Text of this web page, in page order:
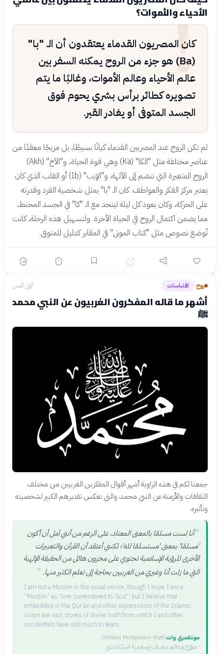
الأحياء والأموات؟
!
كان المصريون القدماء يعتقدون أن الـ "با"
(Ba) هو جزء من الروح يمكنه السفر بين
عالم الأحياء وعالم الأموات، وغالبًا ما يتم
تصويره كطائر برأس بشري يحوم فوق
الجسد المتوفى أو يغادر القبر.
لم تكن الروح عند المصريين القدماء كيانًا بسيطًا، بل مزيجًا معقدًا من
عناصر مختلفة مثل "الكا" (Ka) وهي قوة الحياة، و"الآخ" (Akh)
الروح المتغيرة التي تنضم إلى الآلهة، و"الإيب" (Ib) أو القلب الذي كان
يعتبر مركز الفكر والعواطف. كان الـ "با" يمثل شخصية الفرد وقدرته
على الحركة، وكان يعود كل ليلة ليتحد مع الـ "كا" في الجسد المحنط،
مما يضمن اكتمال الروح في الحياة الآخرة. ولتسهيل هذه الرحلة، كانت
تُوضع نصوص مثل "كتاب الموتى" في المقابر كدليل للمتوفى.
روح› اقتباسات أول أمس
أشهر ما قاله المفكرون الغربيون عن النبي محمد
ﷺ
جمعنا لكم في هذه الزاوية أشهر أقوال المفكرين الغربيين من مختلف
الثقافات والأزمنة عن النبي محمد، والتي تعكس تقديرهم الكبير لشخصيته
وتأثيره.
" أنا لست مسلمًا بالمعنى المعتاد، على الرغم من أنني آمل أن أكون
'مسلمًا' بمعنى 'مستسلمًا لله'؛ لكنني أعتقد أن القرآن والتعبيرات
الأخرى للرؤية الإسلامية تحتوي على مخزون هائل من الحقيقة الإلهية
التي ما زلت أنا وغيري من الغربيين بحاجة إلى تعلم الكثير منها. "
I am not a Muslim in the usual sense, though I hope I am a
“Muslim” as “one surrendered to God”; but I believe that
embedded in the Qur’an and other expressions of the Islamic
vision are vast stores of divine truth from which I and other
occidentals have still much to learn.
مونتغمري وات
(William Montgomery Watt)
· مؤرخ وعالم دراسات إسلامية اسكتلندي